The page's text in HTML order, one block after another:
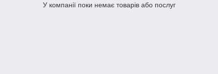
У компанії поки немає товарів або послуг